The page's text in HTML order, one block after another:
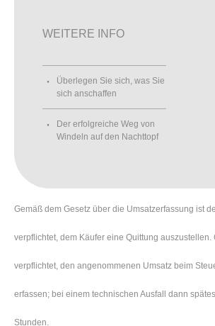
WEITERE INFO
Überlegen Sie sich, was Sie
sich anschaffen
Der erfolgreiche Weg von
Windeln auf den Nachttopf
Gemäß dem Gesetz über die Umsatzerfassung ist
verpflichtet, dem Käufer eine Quittung auszustellen.
verpflichtet, den angenommenen Umsatz beim
erfassen; bei einem technischen Ausfall dann
Stunden.